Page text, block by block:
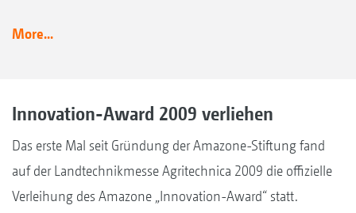
More...
Innovation-Award 2009 verliehen
Das erste Mal seit Gründung der Amazone-Stiftung fand
auf der Landtechnikmesse Agritechnica 2009 die offizielle
Verleihung des Amazone „Innovation-Award“ statt.